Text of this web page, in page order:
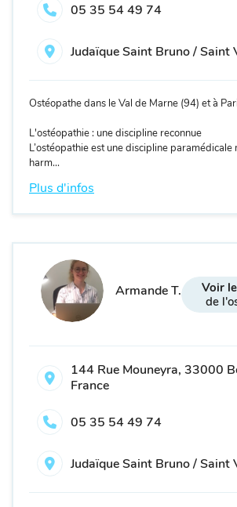
05 35 54 49 74
Judaïque Saint Bruno / Saint
Ostéopathe dans le Val de Marne (94) et à
L'ostéopathie : une discipline reconnue
L’ostéopathie est une discipline paramédicale
harm...
Plus d'infos
Armande T.
Voir
de
144 Rue Mouneyra, 33000
France
05 35 54 49 74
Judaïque Saint Bruno / Saint